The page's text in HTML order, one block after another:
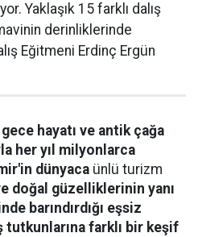
Yaklaşık 15 farklı dalış
derinliklerinde
Eğitmeni Erdinç Ergün
hayatı ve antik çağa
her yıl milyonlarca
dünyaca ünlü turizm
doğal güzelliklerinin yanı
barındırdığı eşsiz
tutkunlarına farklı bir keşif